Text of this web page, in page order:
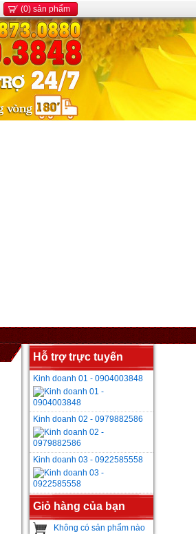
(0) sản phẩm
Hỗ trợ trực tuyến
Kinh doanh 01 - 0904003848
Kinh doanh 02 - 0979882586
Kinh doanh 03 - 0922585558
Giỏ hàng của bạn
Không có sản phẩm nào